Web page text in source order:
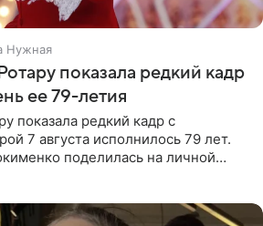
Нужная
показала редкий кадр
ее 79-летия
показала редкий кадр с
7 августа исполнилось 79 лет.
поделилась на личной